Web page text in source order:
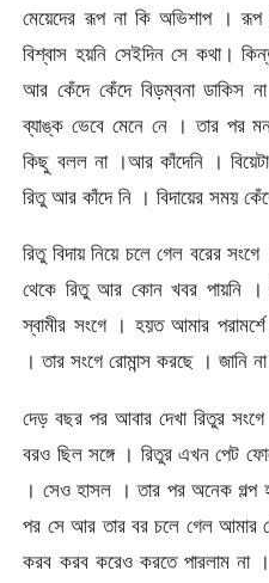
মেয়েদের রূপ না কি অভিশাপ । রূপ
বিশ্বাস হয়নি সেইদিন সে কথা।
আর কেঁদে কেঁদে বিড়ম্বনা ডাকিস
ব্যাঙ্ক ভেবে মেনে নে । তার পর
কিছু বলল না ।আর কাঁদেনি ।
রিতু আর কাঁদে নি । বিদায়ের সময়
রিতু বিদায় নিয়ে চলে গেল বরের
থেকে রিতু আর কোন খবর পায়নি
স্বামীর সংগে । হয়ত আমার
। তার সংগে রোমান্স করছে । জানি
দেড় বছর পর আবার দেখা রিতুর
বরও ছিল সঙ্গে । রিতুর এখন পেট
। সেও হাসল । তার পর অনেক
পর সে আর তার বর চলে গেল আমার
করব করব করেও করতে পারলাম না